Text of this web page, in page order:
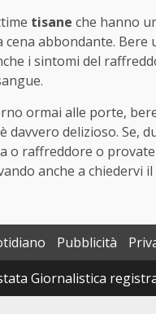
tisane che hanno
abbondante. Bere
i sintomi del
ormai alle porte,
delizioso. Se,
o raffreddore o
anche a chiedervi
Pubblicità
Giornalistica